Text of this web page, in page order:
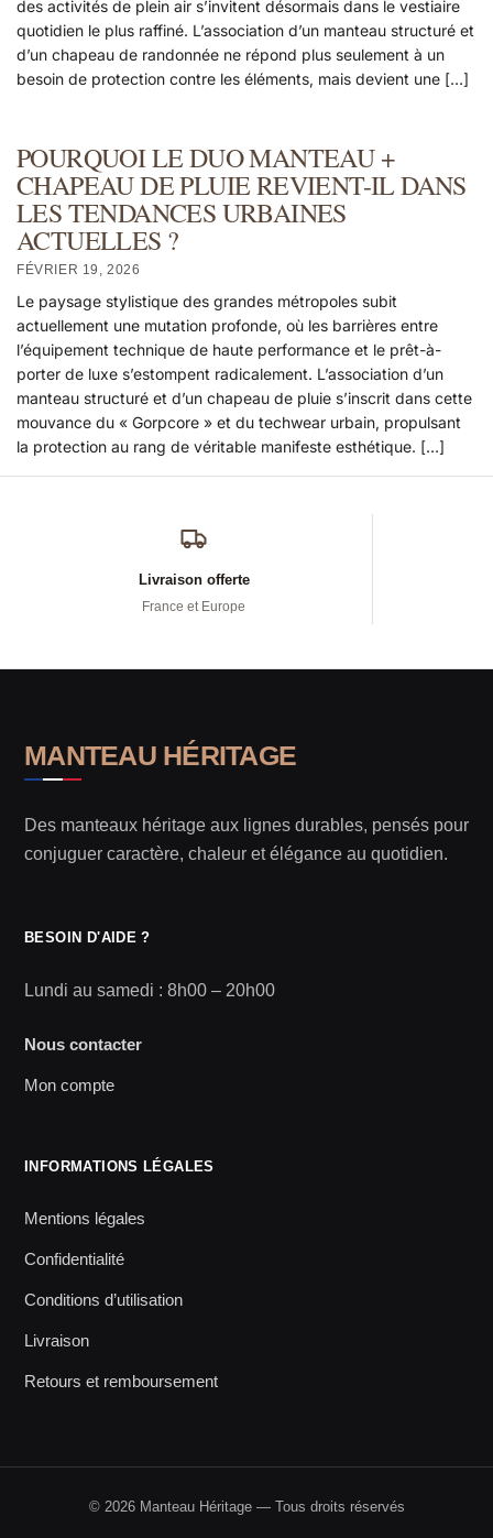
des activités de plein air s’invitent désormais dans le vestiaire
quotidien le plus raffiné. L’association d’un manteau structuré et
d’un chapeau de randonnée ne répond plus seulement à un
besoin de protection contre les éléments, mais devient une […]
POURQUOI LE DUO MANTEAU +
CHAPEAU DE PLUIE REVIENT-IL DANS
LES TENDANCES URBAINES
ACTUELLES ?
FÉVRIER 19, 2026
Le paysage stylistique des grandes métropoles subit
actuellement une mutation profonde, où les barrières entre
l’équipement technique de haute performance et le prêt-à-
porter de luxe s’estompent radicalement. L’association d’un
manteau structuré et d’un chapeau de pluie s’inscrit dans cette
mouvance du « Gorpcore » et du techwear urbain, propulsant
la protection au rang de véritable manifeste esthétique. […]
Livraison offerte
France et Europe
MANTEAU HÉRITAGE
Des manteaux héritage aux lignes durables, pensés pour
conjuguer caractère, chaleur et élégance au quotidien.
BESOIN D'AIDE ?
Lundi au samedi : 8h00 – 20h00
Nous contacter
Mon compte
INFORMATIONS LÉGALES
Mentions légales
Confidentialité
Conditions d’utilisation
Livraison
Retours et remboursement
© 2026 Manteau Héritage — Tous droits réservés